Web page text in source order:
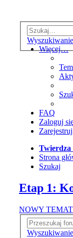
Więcej…
FAQ
Zaloguj
Twierdza
Strona
Szukaj
Etap 1:
NOWY TEMAT